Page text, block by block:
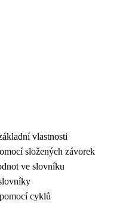
vlastnosti
složených závorek
ve slovníku
cyklů